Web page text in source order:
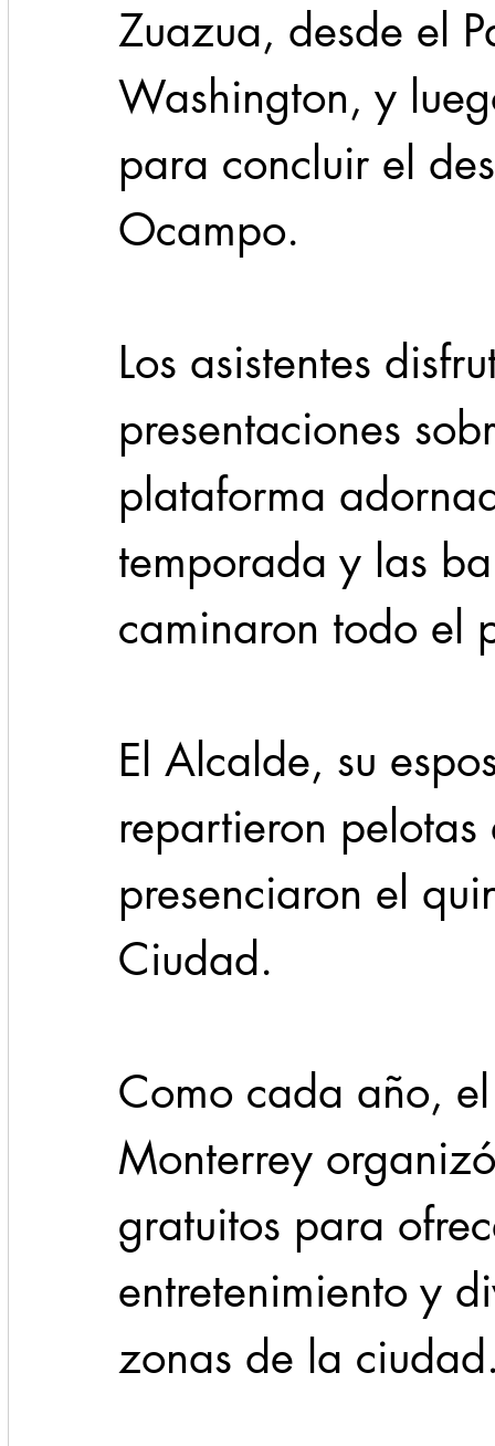
Zuazua, desde el
Washington, y
para concluir el
Ocampo.
Los asistentes
presentaciones
plataforma
temporada y las
caminaron todo el
El Alcalde, su
repartieron
presenciaron el
Ciudad.
Como cada año,
Monterrey
gratuitos para
entretenimiento y
zonas de la